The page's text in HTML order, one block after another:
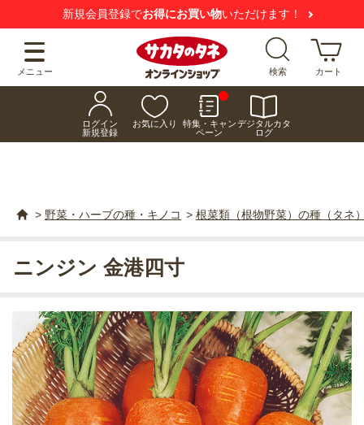
新規会員登録でお得にお買い物いただけます！
メニュー 検索 カート
ログイン
新規登録
お気に入り
特集・キャン
ペーン
デジタルカタ
ログ
> 野菜・ハーブの種・キノコ > 根菜類（根物野菜）の種（タネ
ニンジン 金港四寸